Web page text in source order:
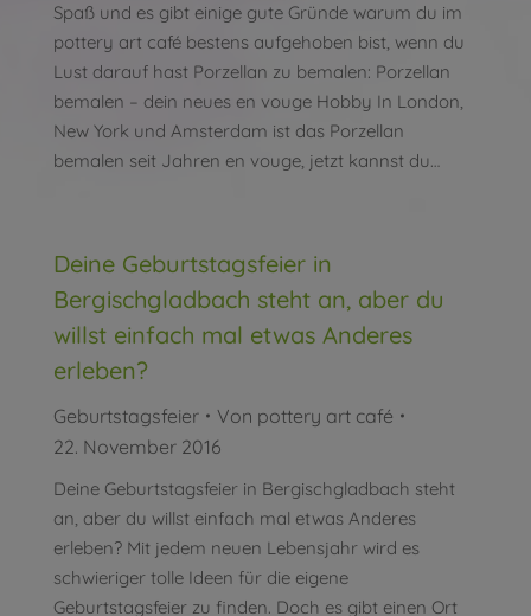
Spaß und es gibt einige gute Gründe warum du im
pottery art café bestens aufgehoben bist, wenn du
Lust darauf hast Porzellan zu bemalen: Porzellan
bemalen – dein neues en vouge Hobby In London,
New York und Amsterdam ist das Porzellan
bemalen seit Jahren en vouge, jetzt kannst du…
Deine Geburtstagsfeier in
Bergischgladbach steht an, aber du
willst einfach mal etwas Anderes
erleben?
Geburtstagsfeier Von pottery art café
22. November 2016
Deine Geburtstagsfeier in Bergischgladbach steht
an, aber du willst einfach mal etwas Anderes
erleben? Mit jedem neuen Lebensjahr wird es
schwieriger tolle Ideen für die eigene
Geburtstagsfeier zu finden. Doch es gibt einen Ort